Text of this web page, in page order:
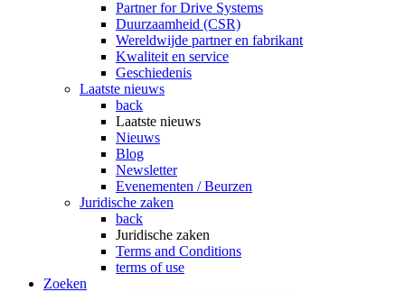
Partner for Drive Systems
Duurzaamheid (CSR)
Wereldwijde partner en fabrikant
Kwaliteit en service
Geschiedenis
Laatste nieuws
back
Laatste nieuws
Nieuws
Blog
Newsletter
Evenementen / Beurzen
Juridische zaken
back
Juridische zaken
Terms and Conditions
terms of use
Zoeken